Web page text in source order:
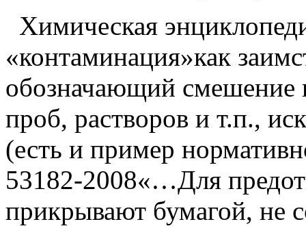
Химическая
«контаминация»как
обозначающий смешение
проб, растворов и т.п.,
(есть и пример
53182-2008«…Для
прикрывают бумагой, не